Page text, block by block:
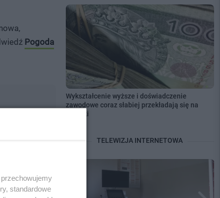
Pogoda
po prostu
Wykształcenie wyższe i doświadczenie
zawodowe coraz słabiej przekładają się na
zarobki
TELEWIZJA INTERNETOWA
standardowe